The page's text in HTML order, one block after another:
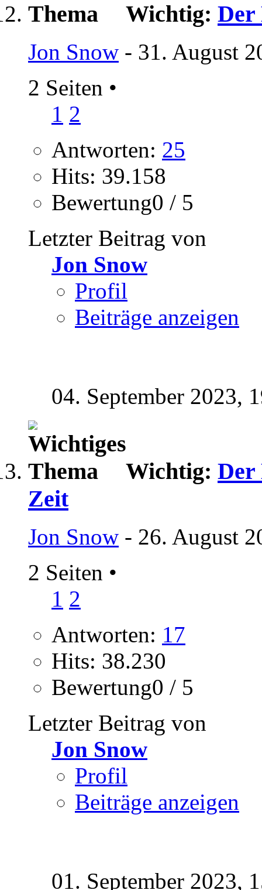
Wichtig: Der
Jon Snow - 31. August
2 Seiten •
1 2
Antworten: 25
Hits: 39.158
Bewertung0 / 5
Letzter Beitrag von
Jon Snow
Profil
Beiträge anzeigen
04. September 2023,
Wichtig: Der
Zeit
Jon Snow - 26. August
2 Seiten •
1 2
Antworten: 17
Hits: 38.230
Bewertung0 / 5
Letzter Beitrag von
Jon Snow
Profil
Beiträge anzeigen
01. September 2023,